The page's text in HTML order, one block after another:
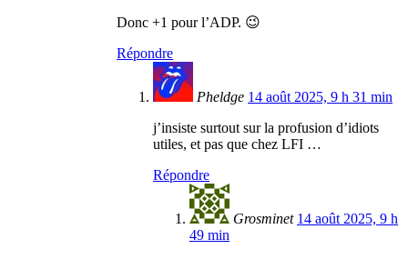
Donc +1 pour l’ADP. 😉
Répondre
Pheldge 14 août 2025, 9 h 31 min
j’insiste surtout sur la profusion d’idiots
utiles, et pas que chez LFI …
Répondre
Grosminet 14 août 2025, 9 h
49 min